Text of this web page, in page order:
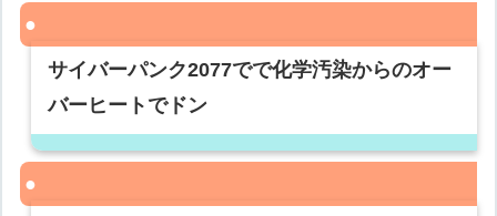
サイバーパンク2077でで化学汚染からのオー
バーヒートでドン